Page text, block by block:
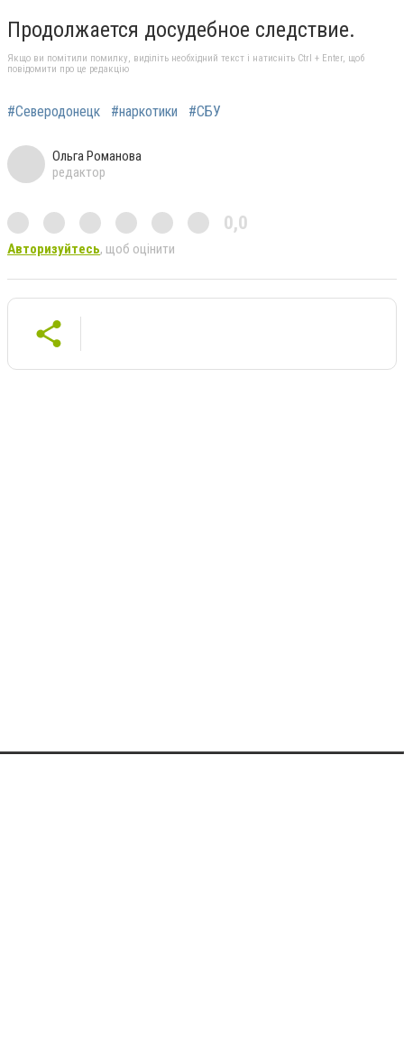
Продолжается досудебное следствие.
Якщо ви помітили помилку, виділіть необхідний текст і натисніть Ctrl + Enter, щоб
повідомити про це редакцію
#Северодонецк #наркотики #СБУ
Ольга Романова
редактор
0,0
Авторизуйтесь, щоб оцінити